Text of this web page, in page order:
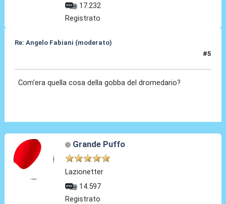
17.232
Registrato
Re: Angelo Fabiani (moderato)
#5
Com'era quella cosa della gobba del dromedario?
Grande Puffo
Lazionetter
14.597
Registrato